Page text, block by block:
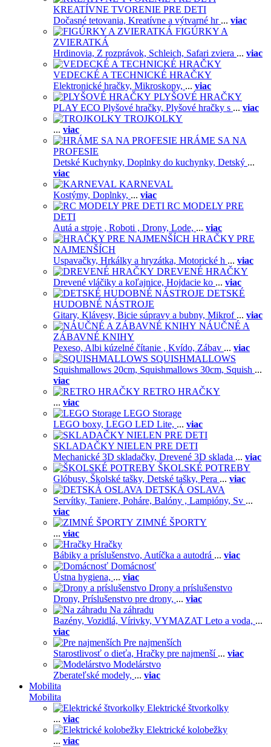
KREATÍVNE TVORENIE PRE DETI
Dočasné tetovania, Kreatívne a výtvarné hr ... viac
FIGÚRKY A
ZVIERATKÁ
Hrdinovia, Z rozprávok, Schleich, Safari zviera ... viac
VEDECKÉ A TECHNICKÉ HRAČKY
Elektronické hračky, Mikroskopy, ... viac
PLYŠOVÉ HRAČKY
PLAY ECO Plyšové hračky, Plyšové hračky s ... viac
TROJKOLKY
... viac
HRÁME SA NA
PROFESIE
Detské Kuchynky, Doplnky do kuchynky, Detský ...
viac
KARNEVAL
Kostýmy, Doplnky, ... viac
RC MODELY PRE
DETI
Autá a stroje , Roboti , Drony, Lode, ... viac
HRAČKY PRE
NAJMENŠÍCH
Uspavačky, Hrkálky a hryzátka, Motorické h ... viac
DREVENÉ HRAČKY
Drevené vláčiky a koľajnice, Hojdacie ko ... viac
DETSKÉ
HUDOBNÉ NÁSTROJE
Gitary, Klávesy, Bicie súpravy a bubny, Mikrof ... viac
NÁUČNÉ A
ZÁBAVNÉ KNIHY
Pexeso, Albi kúzelné čítanie , Kvído, Zábav ... viac
SQUISHMALLOWS
Squishmallows 20cm, Squishmallows 30cm, Squish ...
viac
RETRO HRAČKY
... viac
LEGO Storage
LEGO boxy, LEGO LED Lite, ... viac
SKLADAČKY NIELEN PRE DETI
Mechanické 3D skladačky, Drevené 3D sklada ... viac
ŠKOLSKÉ POTREBY
Glóbusy, Školské tašky, Detské tašky, Pera ... viac
DETSKÁ OSLAVA
Servítky, Taniere, Poháre, Balóny , Lampióny, Sv ...
viac
ZIMNÉ ŠPORTY
... viac
Hračky
Bábiky a príslušenstvo, Autíčka a autodrá ... viac
Domácnosť
Ústna hygiena, ... viac
Drony a príslušenstvo
Drony, Príslušenstvo pre drony, ... viac
Na záhradu
Bazény, Vozidlá, Vírivky, VYMAZAT Leto a voda, ...
viac
Pre najmenších
Starostlivosť o dieťa, Hračky pre najmenší ... viac
Modelárstvo
Zberateľské modely, ... viac
Mobilita
Mobilita
Elektrické štvorkolky
... viac
Elektrické kolobežky
... viac